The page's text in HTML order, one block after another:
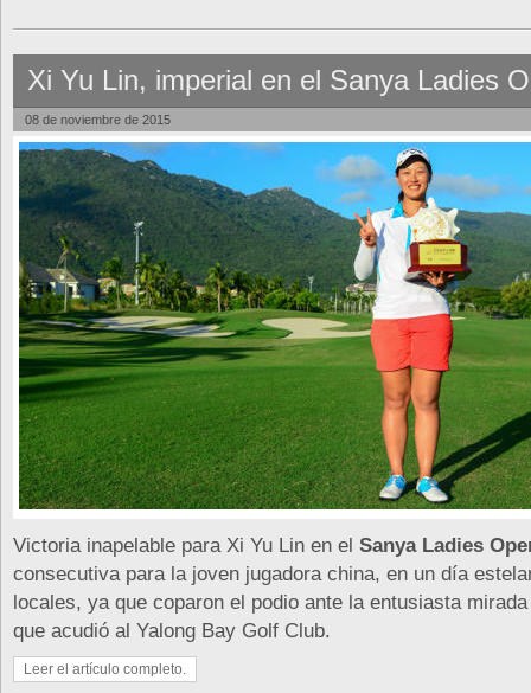
Xi Yu Lin, imperial en el Sanya Ladies
08 de noviembre de 2015
Victoria inapelable para Xi Yu Lin en el Sanya Ladies
consecutiva para la joven jugadora china, en un día
locales, ya que coparon el podio ante la entusiasta
que acudió al Yalong Bay Golf Club.
Leer el artículo completo.